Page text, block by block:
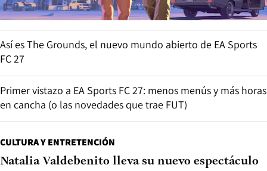
Así es The Grounds, el nuevo mundo abierto de EA Sports
FC 27
Primer vistazo a EA Sports FC 27: menos menús y más horas
en cancha (o las novedades que trae FUT)
CULTURA Y ENTRETENCIÓN
Natalia Valdebenito lleva su nuevo espectáculo